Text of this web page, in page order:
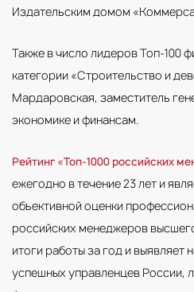
Издательским домом
Также в число лидеров Топ-100
категории «Строительство и
Мардаровская, заместитель
экономике и финансам.
Рейтинг «Топ-1000 российских
ежегодно в течение 23 лет и
объективной оценки
российских менеджеров
итоги работы за год и выявляет
успешных управленцев России,